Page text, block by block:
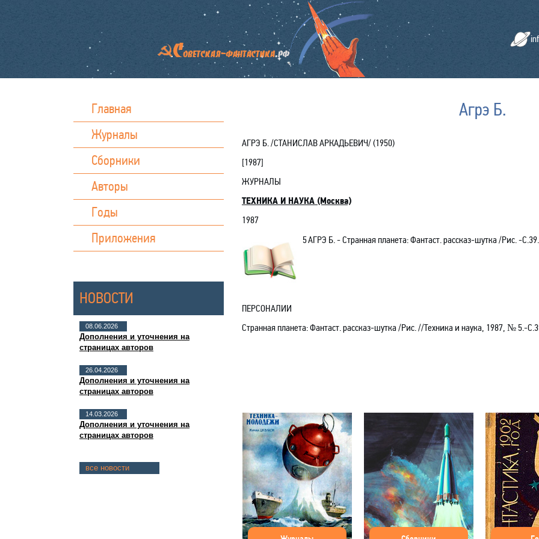
Главная
Журналы
Сборники
Авторы
Годы
Приложения
НОВОСТИ
08.06.2026
Дополнения и уточнения на
страницах авторов
26.04.2026
Дополнения и уточнения на
страницах авторов
14.03.2026
Дополнения и уточнения на
страницах авторов
все новости
Агрэ Б.
АГРЭ Б./СТАНИСЛАВ АРКАДЬЕВИЧ/ (1950)
[1987]
ЖУРНАЛЫ
ТЕХНИКА И НАУКА (Москва)
1987
5АГРЭ Б. - Странная планета: Фантаст. рассказ-шуткa /Рис. -С.39.
ПЕРСОНАЛИИ
Странная планета: Фантаст. рассказ-шуткa /Рис. //Техника и наука, 1987, № 5.-